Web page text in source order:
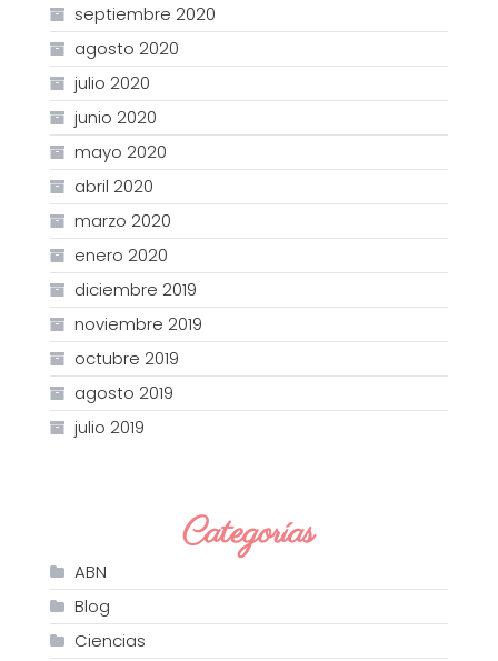
septiembre 2020
agosto 2020
julio 2020
junio 2020
mayo 2020
abril 2020
marzo 2020
enero 2020
diciembre 2019
noviembre 2019
octubre 2019
agosto 2019
julio 2019
Categorías
ABN
Blog
Ciencias